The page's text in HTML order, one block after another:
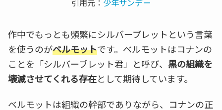
引用元： 少年サンデー
作中でもっとも頻繁にシルバーブレットという言葉
を使うのがベルモットです。ベルモットはコナンの
ことを「シルバーブレット君」と呼び、 黒の組織を
壊滅させてくれる存在として期待しています。
ベルモットは組織の幹部でありながら、コナンの正